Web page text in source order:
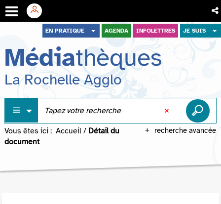
menu
contenu
recherche
EN PRATIQUE AGENDA INFOLETTRES JE SUIS
Médiathèques
La Rochelle Agglo
recherche avancée
Vous êtes ici : Accueil / Détail du
document